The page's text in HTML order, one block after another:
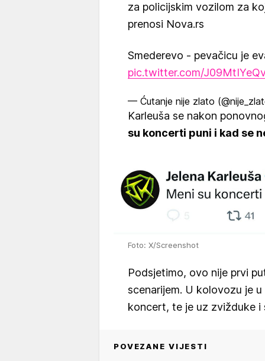
za policijskim vozilom za
prenosi Nova.rs
Smederevo - pevačicu je
pic.twitter.com/
— Ćutanje nije zlato
Karleuša se nakon
su koncerti puni i kad se
Foto: X/Screenshot
Podsjetimo, ovo nije prvi
scenarijem. U kolovozu je
koncert, te je uz zvižduke i
POVEZANE VIJESTI